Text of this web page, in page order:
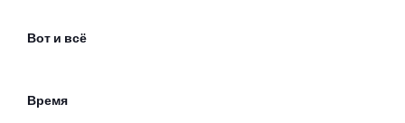
Вот и всё
Время